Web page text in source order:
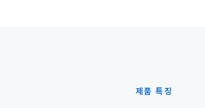
제품 특징